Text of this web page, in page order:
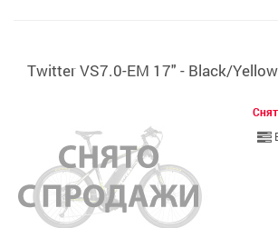
Twitter VS7.0-EM 17" - Black/Yellow